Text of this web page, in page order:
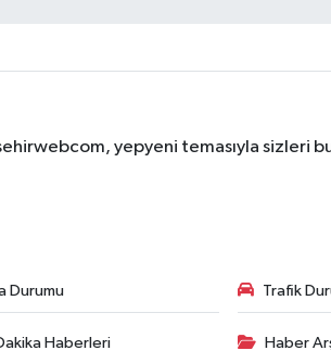
yepyeni temasıyla sizleri
Durumu Trafik
Haberleri Haber